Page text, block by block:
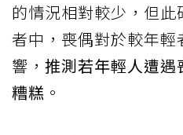
的情況相對較少，但
者中，喪偶對於較年
響， 推測若年輕人遭
糟糕 。